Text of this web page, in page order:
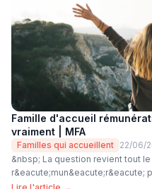
Famille d'accueil
vraiment | MFA
Familles qui accueillent 22/06/
&nbsp; La question revient tout
r&eacute;mun&eacute;r&eacute;